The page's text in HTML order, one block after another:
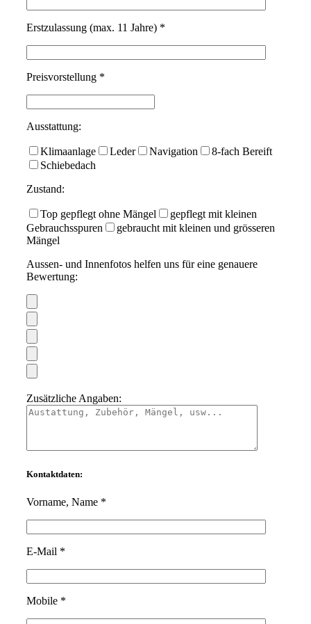
Erstzulassung (max. 11 Jahre) *
Preisvorstellung *
Ausstattung:
Klimaanlage Leder Navigation
8-fach Bereift
Schiebedach
Zustand:
Top gepflegt ohne Mängel
gepflegt mit kleinen
Gebrauchsspuren
gebraucht mit kleinen und grösseren
Mängel
Aussen- und Innenfotos helfen uns für eine genauere
Bewertung:
Zusätzliche Angaben:
Kontaktdaten:
Vorname, Name *
E-Mail *
Mobile *